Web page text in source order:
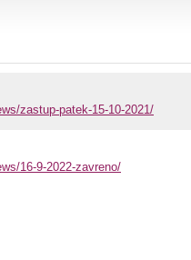
zastup-patek-15-10-2021/
16-9-2022-zavreno/